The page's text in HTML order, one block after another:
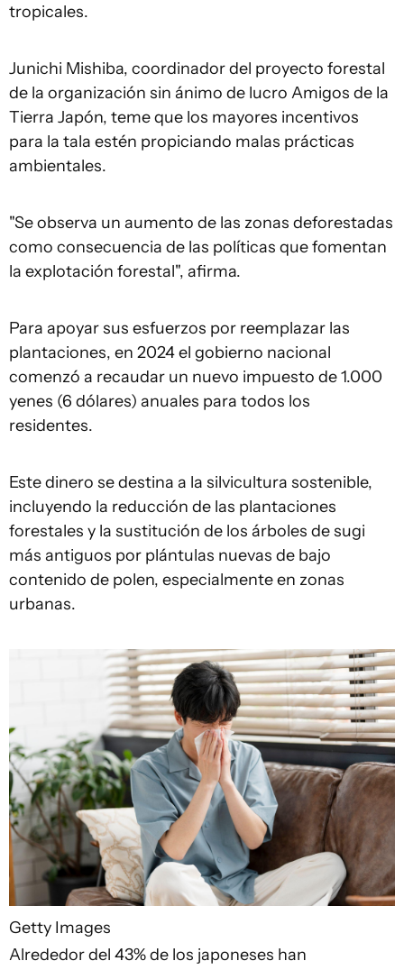
tropicales.
Junichi Mishiba, coordinador del proyecto forestal
de la organización sin ánimo de lucro Amigos de la
Tierra Japón, teme que los mayores incentivos
para la tala estén propiciando malas prácticas
ambientales.
"Se observa un aumento de las zonas deforestadas
como consecuencia de las políticas que fomentan
la explotación forestal", afirma.
Para apoyar sus esfuerzos por reemplazar las
plantaciones, en 2024 el gobierno nacional
comenzó a recaudar un nuevo impuesto de 1.000
yenes (6 dólares) anuales para todos los
residentes.
Este dinero se destina a la silvicultura sostenible,
incluyendo la reducción de las plantaciones
forestales y la sustitución de los árboles de sugi
más antiguos por plántulas nuevas de bajo
contenido de polen, especialmente en zonas
urbanas.
Getty Images
Alrededor del 43% de los japoneses han